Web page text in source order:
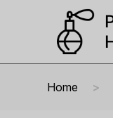
Home